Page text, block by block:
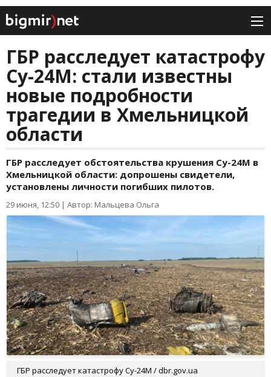
ГБР расследует катастрофу
Су-24М: стали известны
новые подробности
трагедии в Хмельницкой
области
ГБР расследует обстоятельства крушения Су-24М в
Хмельницкой области: допрошены свидетели,
установлены личности погибших пилотов.
29 июня, 12:50 | Автор: Мальцева Ольга
ГБР расследует катастрофу Су-24М / dbr.gov.ua